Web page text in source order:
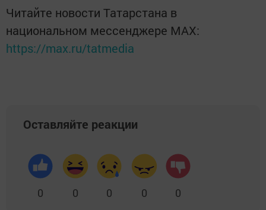
Читайте новости Татарстана в
национальном мессенджере MАХ:
https://max.ru/tatmedia
Оставляйте реакции
0 0 0 0 0